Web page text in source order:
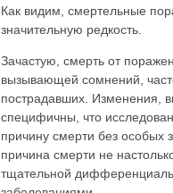
Как видим, смертельные
значительную редкость.
Зачастую, смерть от
вызывающей сомнений,
пострадавших. Изменения,
специфичны, что
причину смерти без особых
причина смерти не
тщательной